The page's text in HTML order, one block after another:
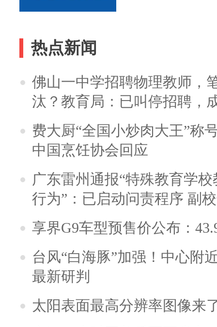
热点新闻
佛山一中学招聘物理教师，
汰？教育局：已叫停招聘，
费大厨“全国小炒肉大王”称
中国烹饪协会回应
广东雷州通报“特殊教育学
行为”：已启动问责程序 副
享界G9车型预售价公布：
台风“白海豚”加强！中心附
最新研判
太阳表面最高分辨率图像来